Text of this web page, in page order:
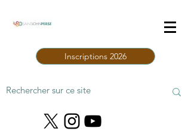
Inscriptions 2026